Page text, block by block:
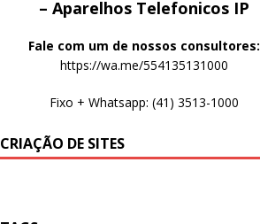
– Aparelhos Telefonicos IP
Fale com um de nossos consultores:
https://wa.me/554135131000
Fixo + Whatsapp: (41) 3513-1000
CRIAÇÃO DE SITES